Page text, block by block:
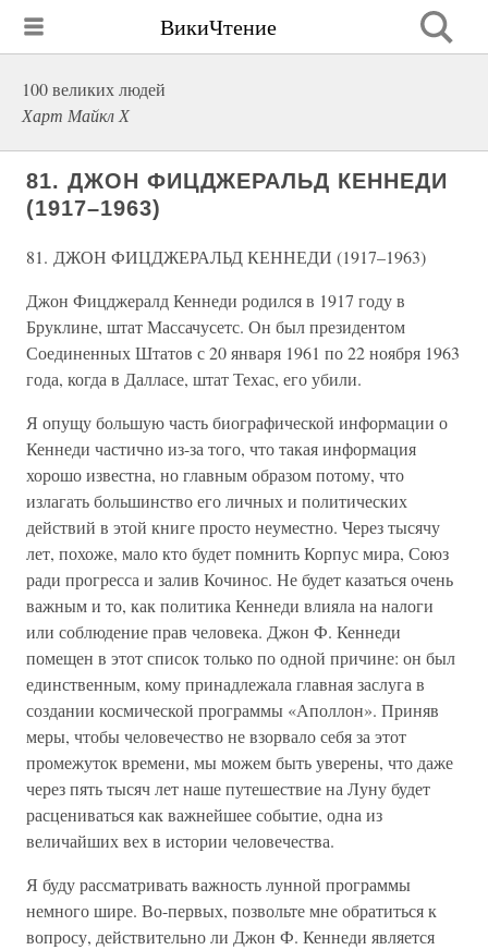
ВикиЧтение
100 великих людей
Харт Майкл Х
81. ДЖОН ФИЦДЖЕРАЛЬД КЕННЕДИ
(1917–1963)
81. ДЖОН ФИЦДЖЕРАЛЬД КЕННЕДИ (1917–1963)
Джон Фицджералд Кеннеди родился в 1917 году в
Бруклине, штат Массачусетс. Он был президентом
Соединенных Штатов с 20 января 1961 по 22 ноября 1963
года, когда в Далласе, штат Техас, его убили.
Я опущу большую часть биографической информации о
Кеннеди частично из-за того, что такая информация
хорошо известна, но главным образом потому, что
излагать большинство его личных и политических
действий в этой книге просто неуместно. Через тысячу
лет, похоже, мало кто будет помнить Корпус мира, Союз
ради прогресса и залив Кочинос. Не будет казаться очень
важным и то, как политика Кеннеди влияла на налоги
или соблюдение прав человека. Джон Ф. Кеннеди
помещен в этот список только по одной причине: он был
единственным, кому принадлежала главная заслуга в
создании космической программы «Аполлон». Приняв
меры, чтобы человечество не взорвало себя за этот
промежуток времени, мы можем быть уверены, что даже
через пять тысяч лет наше путешествие на Луну будет
расцениваться как важнейшее событие, одна из
величайших вех в истории человечества.
Я буду рассматривать важность лунной программы
немного шире. Во-первых, позвольте мне обратиться к
вопросу, действительно ли Джон Ф. Кеннеди является